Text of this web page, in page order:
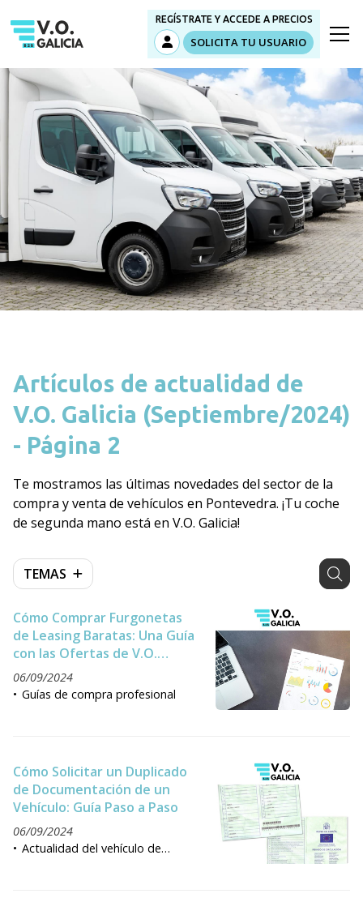
REGÍSTRATE Y ACCEDE A PRECIOS
SOLICITA TU USUARIO
Artículos de actualidad de
V.O. Galicia (Septiembre/2024)
- Página 2
Te mostramos las últimas novedades del sector de la
compra y venta de vehículos en Pontevedra. ¡Tu coche
de segunda mano está en V.O. Galicia!
TEMAS
Cómo Comprar Furgonetas
de Leasing Baratas: Una Guía
con las Ofertas de V.O.
Galicia
06/09/2024
Guías de compra profesional
Cómo Solicitar un Duplicado
de Documentación de un
Vehículo: Guía Paso a Paso
06/09/2024
Actualidad del vehículo de